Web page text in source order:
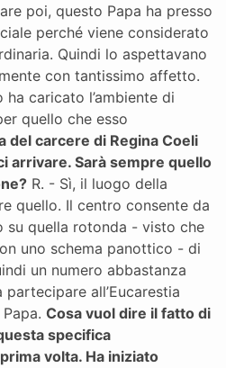
poi, questo Papa ha presso
perché viene considerato
Quindi lo aspettavano
con tantissimo affetto.
ha caricato l’ambiente di
quello che esso
del carcere di Regina Coeli
arrivare. Sarà sempre quello
R. - Sì, il luogo della
quello. Il centro consente da
su quella rotonda - visto che
uno schema panottico - di
un numero abbastanza
all’Eucarestia
Cosa vuol dire il fatto di
specifica
volta. Ha iniziato